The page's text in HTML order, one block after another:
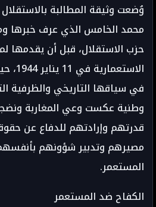
وُضعت وثيقة المطالبة
محمد الخامس الذي عرف خبرها
حزب الاستقلال، قبل أن يقدمها
في سياقها التاريخي والظرفية
وطنية عكست وعي المغاربة
قدرتهم وإرادتهم للدفاع عن
مصيرهم وتدبير شؤونهم
المستعمر.
الكفاح ضد المستعمر